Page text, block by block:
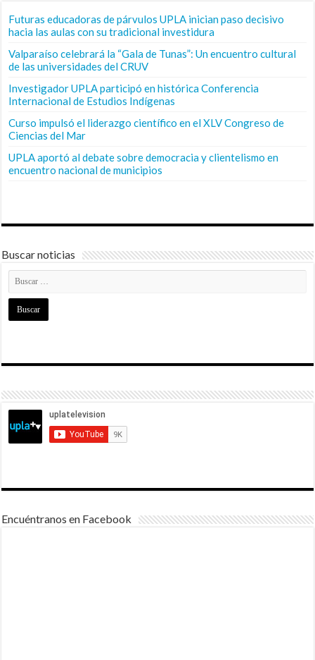
Futuras educadoras de párvulos UPLA inician paso decisivo
hacia las aulas con su tradicional investidura
Valparaíso celebrará la “Gala de Tunas”: Un encuentro cultural
de las universidades del CRUV
Investigador UPLA participó en histórica Conferencia
Internacional de Estudios Indígenas
Curso impulsó el liderazgo científico en el XLV Congreso de
Ciencias del Mar
UPLA aportó al debate sobre democracia y clientelismo en
encuentro nacional de municipios
Buscar noticias
Encuéntranos en Facebook